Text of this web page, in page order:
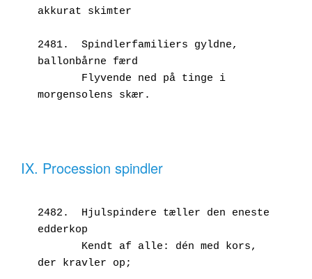
akkurat skimter
2481.  Spindlerfamiliers gyldne,
ballonbårne færd
morgensolens skær.
IX. Procession spindler
2482.  Hjulspindere tæller den eneste
edderkop
der kravler op;